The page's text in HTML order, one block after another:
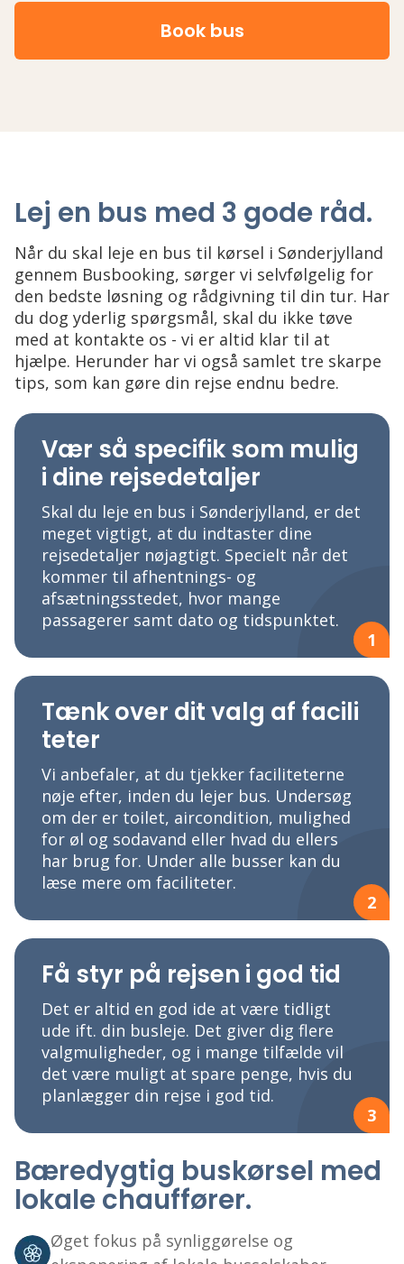
Book bus
Lej en bus med 3 gode råd.
Når du skal leje en bus til kørsel i Sønderjylland
gennem Busbooking, sørger vi selvfølgelig for
den bedste løsning og rådgivning til din tur. Har
du dog yderlig spørgsmål, skal du ikke tøve
med at kontakte os - vi er altid klar til at
hjælpe. Herunder har vi også samlet tre skarpe
tips, som kan gøre din rejse endnu bedre.
Vær så specifik som mulig
i dine rejsedetaljer
Skal du leje en bus i Sønderjylland, er det
meget vigtigt, at du indtaster dine
rejsedetaljer nøjagtigt. Specielt når det
kommer til afhentnings- og
afsætningsstedet, hvor mange
passagerer samt dato og tidspunktet.
1
Tænk over dit valg af facili
teter
Vi anbefaler, at du tjekker faciliteterne
nøje efter, inden du lejer bus. Undersøg
om der er toilet, aircondition, mulighed
for øl og sodavand eller hvad du ellers
har brug for. Under alle busser kan du
læse mere om faciliteter.
2
Få styr på rejsen i god tid
Det er altid en god ide at være tidligt
ude ift. din busleje. Det giver dig flere
valgmuligheder, og i mange tilfælde vil
det være muligt at spare penge, hvis du
planlægger din rejse i god tid.
3
Bæredygtig buskørsel med
lokale chauffører.
Øget fokus på synliggørelse og